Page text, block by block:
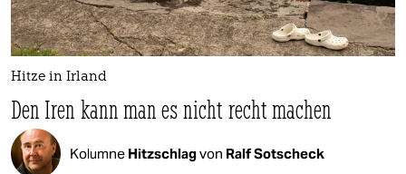
Hitze in Irland
Den Iren kann man es nicht recht machen
Kolumne Hitzschlagvon Ralf Sotscheck